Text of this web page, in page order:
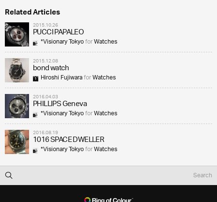
Related Articles
2015.10.26
PUCCI PAPALEO
*Visionary TokyoforWatches
2015.12.08
bond watch
Hiroshi FujiwaraforWatches
2016.04.03
PHILLIPS Geneva
*Visionary TokyoforWatches
2016.08.19
1016 SPACE DWELLER
*Visionary TokyoforWatches